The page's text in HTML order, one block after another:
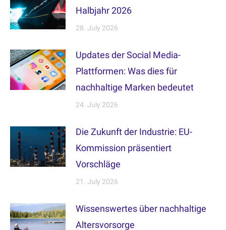
Halbjahr 2026
28. July 2026
Updates der Social Media-
Plattformen: Was dies für
nachhaltige Marken bedeutet
24. July 2026
Die Zukunft der Industrie: EU-
Kommission präsentiert
Vorschläge
21. July 2026
Wissenswertes über nachhaltige
Altersvorsorge